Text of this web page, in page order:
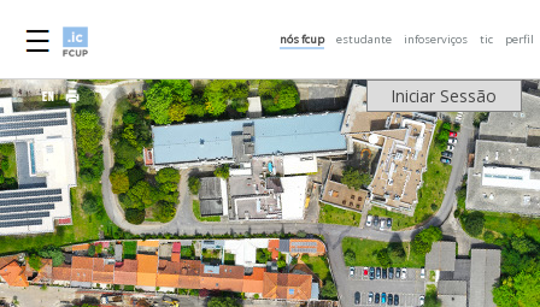
nós fcup estudante infoserviços tic perfil
Iniciar Sessão